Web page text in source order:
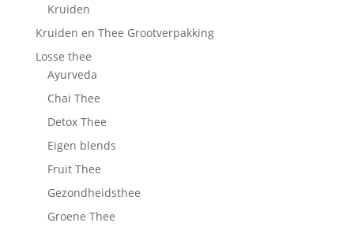
Kruiden
Kruiden en Thee Grootverpakking
Losse thee
Ayurveda
Chai Thee
Detox Thee
Eigen blends
Fruit Thee
Gezondheidsthee
Groene Thee